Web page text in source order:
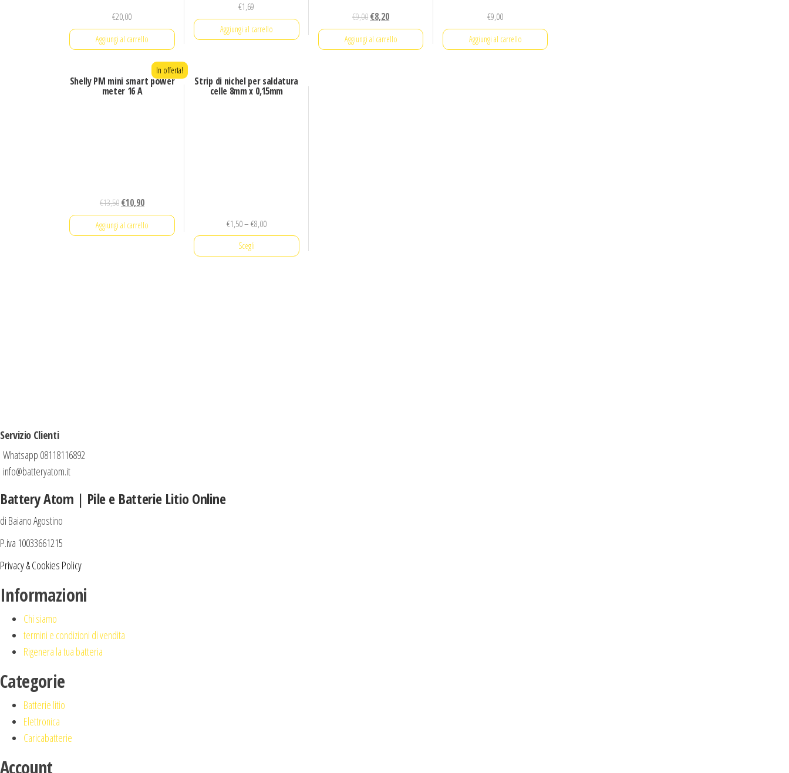
€20,00
Aggiungi al carrello
€1,69
Aggiungi al carrello
€9,00€8,20
Aggiungi al carrello
€9,00
Aggiungi al carrello
Shelly PM mini smart power
meter 16 A
In offerta!
€13,50€10,90
Aggiungi al carrello
Strip di nichel per saldatura
celle 8mm x 0,15mm
€1,50–€8,00
Scegli
Servizio Clienti
Whatsapp 08118116892
info@batteryatom.it
Battery Atom | Pile e Batterie Litio Online
di Baiano Agostino
P.iva 10033661215
Privacy & Cookies Policy
Informazioni
Chi siamo
termini e condizioni di vendita
Rigenera la tua batteria
Categorie
Batterie litio
Elettronica
Caricabatterie
Account